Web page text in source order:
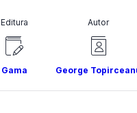
Editura
Gama
Autor
George